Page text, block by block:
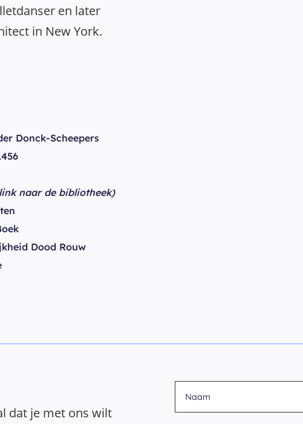
en later
in New York.
Donck-Scheepers
naar de bibliotheek)
Dood Rouw
dat je met ons wilt